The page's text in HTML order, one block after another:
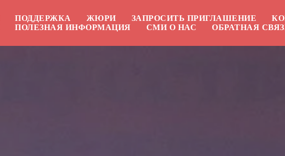
ПОДДЕРЖКА ЖЮРИ ЗАПРОСИТЬ ПРИГЛАШЕНИЕ
ПОЛЕЗНАЯ ИНФОРМАЦИЯ СМИ О НАС ОБРАТНАЯ